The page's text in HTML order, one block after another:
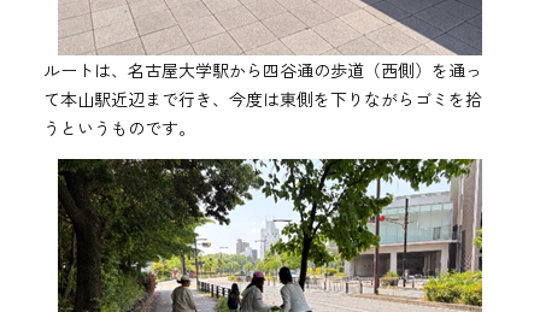
ルートは、名古屋大学駅から四谷通の歩道（西側）を通っ
て本山駅近辺まで行き、今度は東側を下りながらゴミを拾
うというものです。